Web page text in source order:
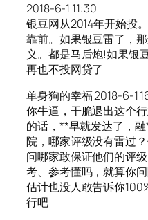
2018-6-1 11:30
银豆网从2014年开始投
靠前。如果银豆雷了，
义。都是马后炮!如果银
再也不投网贷了
单身狗的幸福 2018-6-1
你牛逼，干脆退出这个
的话，**早就发达了，
院，哪家评级没有雷过
问哪家敢保证他们的评
考、参考懂吗，就算你
估计也没人敢告诉你
行吧